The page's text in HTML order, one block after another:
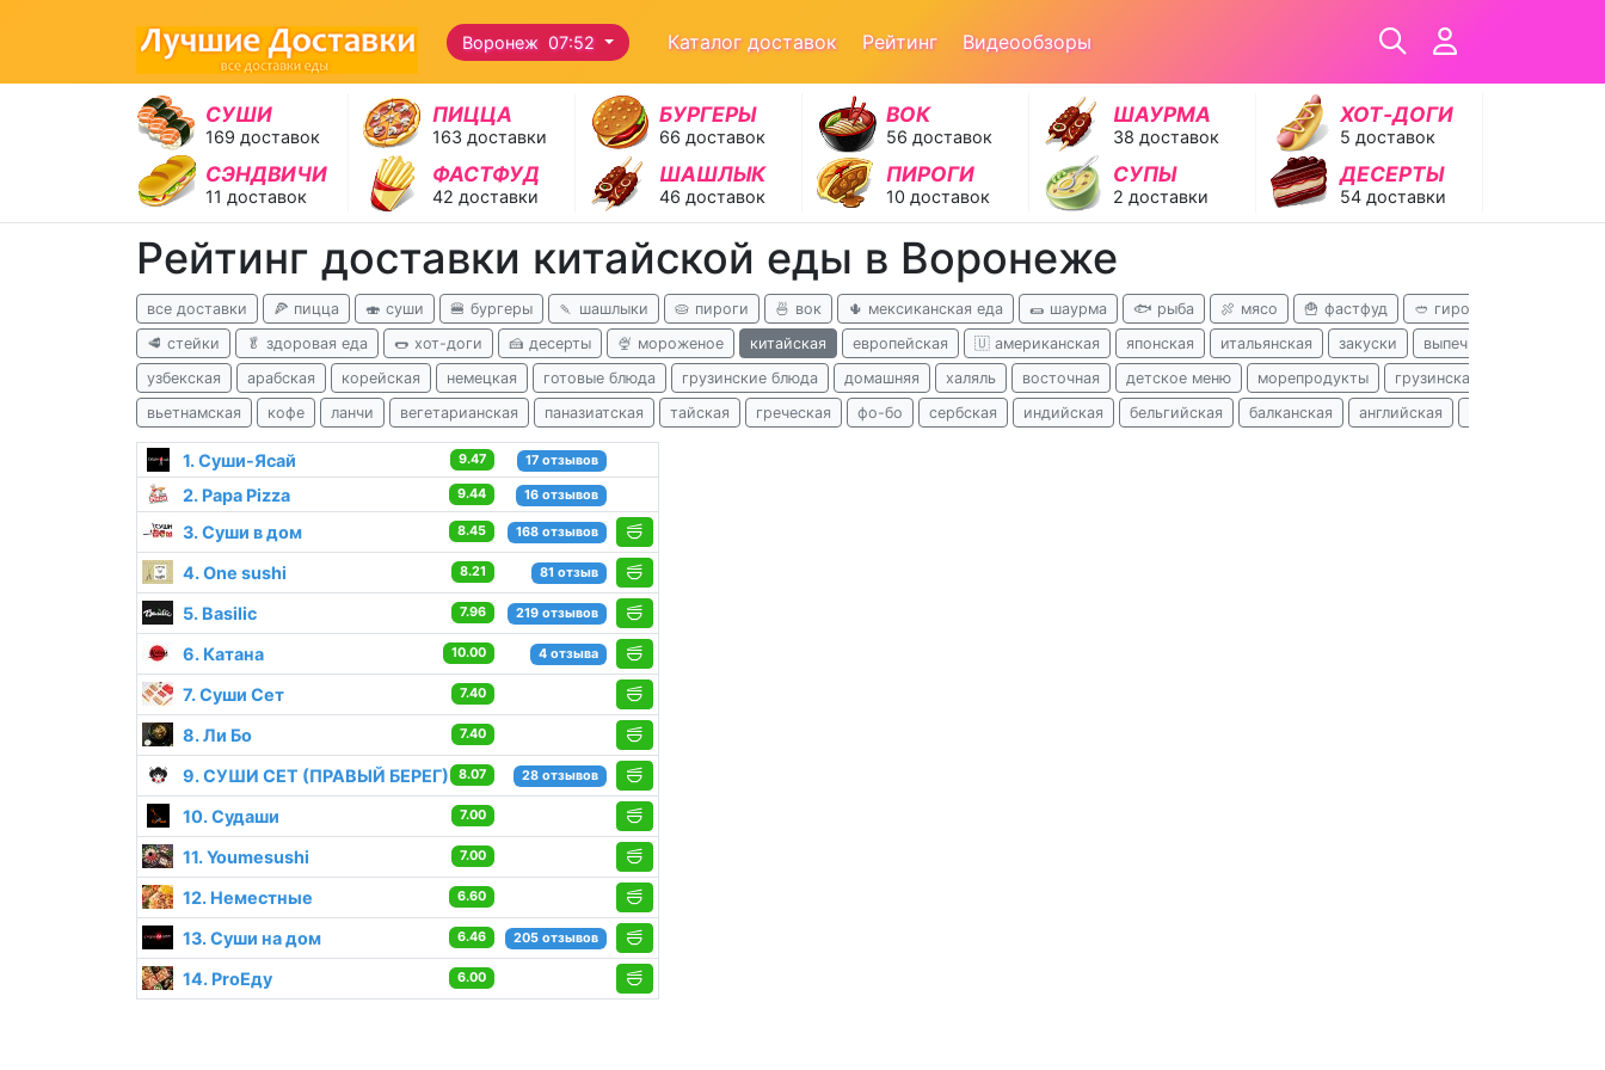
Воронеж 07:52 Каталог доставок Рейтинг Видеообзоры
СУШИ
169 доставок
ПИЦЦА
163 доставки
БУРГЕРЫ
66 доставок
ВОК
56 доставок
ШАУРМА
38 доставок
ХОТ‑ДОГИ
5 доставок
СЭНДВИЧИ
11 доставок
ФАСТФУД
42 доставки
ШАШЛЫК
46 доставок
ПИРОГИ
10 доставок
СУПЫ
2 доставки
ДЕСЕРТЫ
54 доставки
Рейтинг доставки китайской еды в Воронеже
все доставки 🍕 пицца 🍣 суши 🍔 бургеры 🍡 шашлыки 🥧 пироги 🍜 вок 🌵 мексиканская еда 🌯 шаурма 🐟 рыба 🍖 мясо 🍟 фастфуд 🥙 гирос
🥩 стейки
🥬 здоровая еда 🌭 хот-доги 🍰 десерты 🍨 мороженое китайская европейская 🇺 американская японская итальянская закуски выпечка
узбекская
арабская корейская немецкая готовые блюда грузинские блюда домашняя халяль восточная детское меню морепродукты грузинская
вьетнамская
кофе ланчи вегетарианская паназиатская тайская греческая фо-бо сербская индийская бельгийская балканская английская
1. Суши-Ясай 9.47 17 отзывов
2. Papa Pizza 9.44 16 отзывов
3. Суши в дом 8.45 168 отзывов
4. One sushi 8.21 81 отзыв
5. Basilic 7.96 219 отзывов
6. Катана 10.00 4 отзыва
7. Суши Сет 7.40
8. Ли Бо 7.40
9. СУШИ СЕТ (ПРАВЫЙ БЕРЕГ) 8.07 28 отзывов
10. Судаши 7.00
11. Youmesushi 7.00
12. Неместные 6.60
13. Суши на дом 6.46 205 отзывов
14. ProЕду 6.00